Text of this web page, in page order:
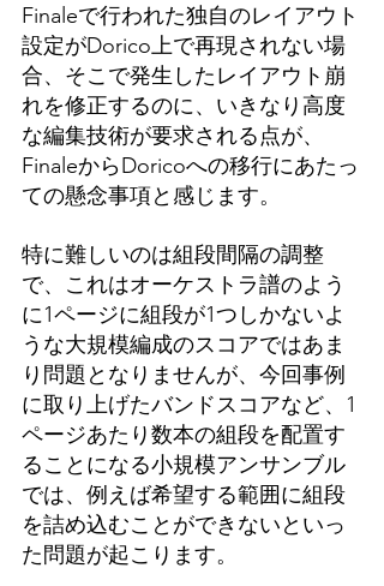
Finaleで行われた独自のレイアウト
設定がDorico上で再現されない場
合、そこで発生したレイアウト崩
れを修正するのに、いきなり高度
な編集技術が要求される点が、
FinaleからDoricoへの移行にあたっ
ての懸念事項と感じます。
特に難しいのは組段間隔の調整
で、これはオーケストラ譜のよう
に1ページに組段が1つしかないよ
うな大規模編成のスコアではあま
り問題となりませんが、今回事例
に取り上げたバンドスコアなど、1
ページあたり数本の組段を配置す
ることになる小規模アンサンブル
では、例えば希望する範囲に組段
を詰め込むことができないといっ
た問題が起こります。